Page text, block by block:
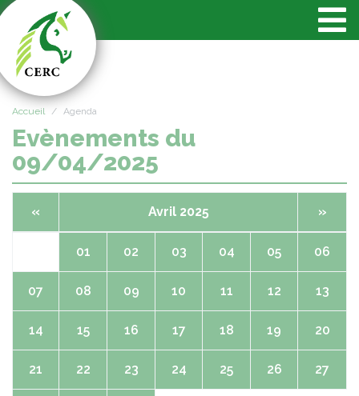
Accueil Agenda
Evènements du
09/04/2025
« Avril 2025 »
01 02 03 04 05 06
07 08 09 10 11 12 13
14 15 16 17 18 19 20
21 22 23 24 25 26 27
Panneau de gestion des cookies